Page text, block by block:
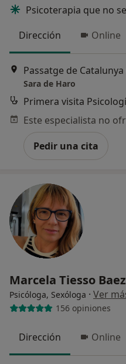
Psicoterapia que no
Dirección
Online
Passatge de
Sara de Haro
Primera visita
Pedir una cita
Marcela Tiesso Baez
Psicóloga, Sexóloga · Ver
156 opiniones
Dirección Online